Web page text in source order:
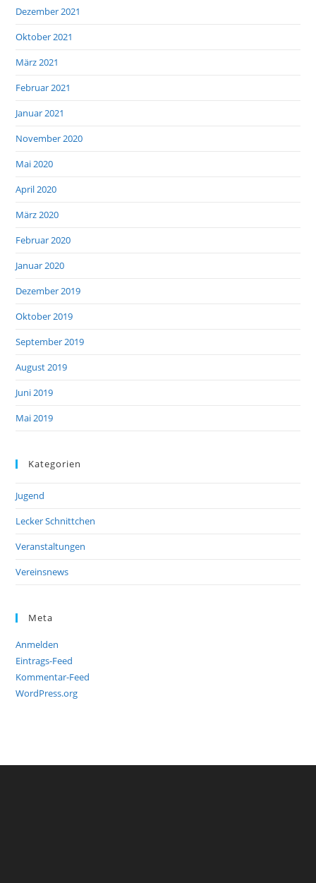
Dezember 2021
Oktober 2021
März 2021
Februar 2021
Januar 2021
November 2020
Mai 2020
April 2020
März 2020
Februar 2020
Januar 2020
Dezember 2019
Oktober 2019
September 2019
August 2019
Juni 2019
Mai 2019
Kategorien
Jugend
Lecker Schnittchen
Veranstaltungen
Vereinsnews
Meta
Anmelden
Eintrags-Feed
Kommentar-Feed
WordPress.org